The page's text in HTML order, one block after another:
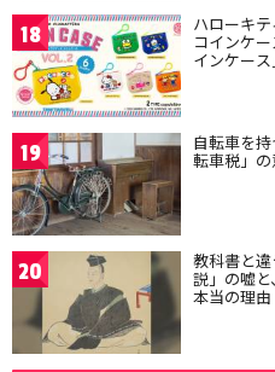
18 ハローキ
コインケ
インケー
19 自転車を
転車税」
20 教科書と
説」の嘘
本当の理由